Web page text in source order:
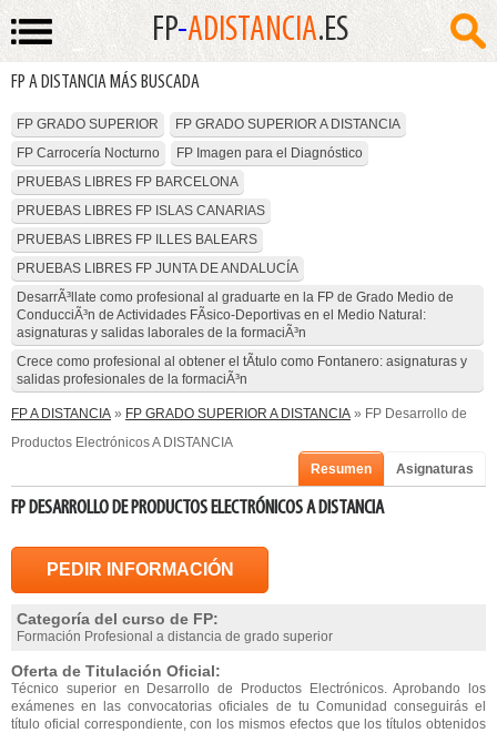
FP-ADISTANCIA.ES
FP A DISTANCIA MÁS BUSCADA
FP GRADO SUPERIOR
FP GRADO SUPERIOR A DISTANCIA
FP Carrocería Nocturno
FP Imagen para el Diagnóstico
PRUEBAS LIBRES FP BARCELONA
PRUEBAS LIBRES FP ISLAS CANARIAS
PRUEBAS LIBRES FP ILLES BALEARS
PRUEBAS LIBRES FP JUNTA DE ANDALUCÍA
DesarrÃ³llate como profesional al graduarte en la FP de Grado Medio de
ConducciÃ³n de Actividades FÃ­sico-Deportivas en el Medio Natural:
asignaturas y salidas laborales de la formaciÃ³n
Crece como profesional al obtener el tÃ­tulo como Fontanero: asignaturas y
salidas profesionales de la formaciÃ³n
FP A DISTANCIA » FP GRADO SUPERIOR A DISTANCIA » FP Desarrollo de
Productos Electrónicos A DISTANCIA
Resumen
Asignaturas
FP DESARROLLO DE PRODUCTOS ELECTRÓNICOS A DISTANCIA
PEDIR INFORMACIÓN
Categoría del curso de FP:
Formación Profesional a distancia de grado superior
Oferta de Titulación Oficial:
Técnico superior en Desarrollo de Productos Electrónicos. Aprobando los
exámenes en las convocatorias oficiales de tu Comunidad conseguirás el
título oficial correspondiente, con los mismos efectos que los títulos obtenidos